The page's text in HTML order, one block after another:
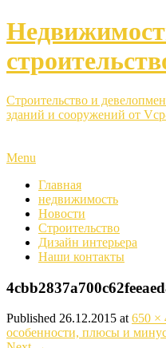
Строительство и
зданий и сооружений от
Menu
Главная
недвижимость
Новости
Строительство
Дизайн интерьера
Наши контакты
Published 26.12.2015 at 650 ×
особенности, плюсы и